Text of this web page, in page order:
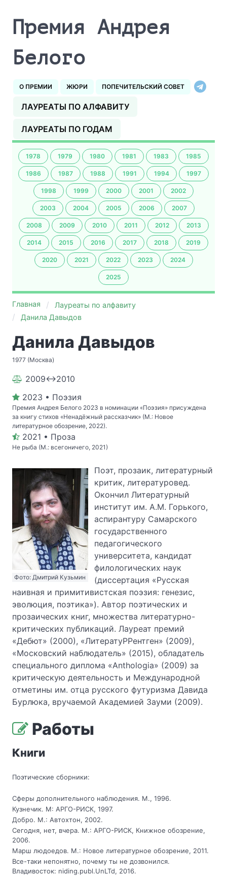
Премия Андрея
Белого
О ПРЕМИИ ЖЮРИ ПОПЕЧИТЕЛЬСКИЙ СОВЕТ
ЛАУРЕАТЫ ПО АЛФАВИТУ
ЛАУРЕАТЫ ПО ГОДАМ
1978 1979 1980 1981 1983 1985
1986 1987 1988 1991 1994 1997
1998 1999 2000 2001 2002
2003 2004 2005 2006 2007
2008 2009 2010 2011 2012 2013
2014 2015 2016 2017 2018 2019
2020 2021 2022 2023 2024
2025
Главная
Лауреаты по алфавиту
Данила Давыдов
Данила Давыдов
1977 (Москва)
2009↔2010
2023 • Поэзия
Премия Андрея Белого 2023 в номинации «Поэзия» присуждена
за книгу стихов «Ненадёжный рассказчик» (М.: Новое
литературное обозрение, 2022).
2021 • Проза
Не рыба (М.: всегоничего, 2021)
Фото: Дмитрий Кузьмин
Поэт, прозаик, литературный
критик, литературовед.
Окончил Литературный
институт им. А.М. Горького,
аспирантуру Самарского
государственного
педагогического
университета, кандидат
филологических наук
(диссертация «Русская
наивная и примитивистская поэзия: генезис,
эволюция, поэтика»). Автор поэтических и
прозаических книг, множества литературно-
критических публикаций. Лауреат премий
«Дебют» (2000), «ЛитератуРРентген» (2009),
«Московский наблюдатель» (2015), обладатель
специального диплома «Anthologia» (2009) за
критическую деятельность и Международной
отметины им. отца русского футуризма Давида
Бурлюка, вручаемой Академией Зауми (2009).
Работы
Книги
Поэтические сборники:
Сферы дополнительного наблюдения. М., 1996.
Кузнечик. М: АРГО-РИСК, 1997.
Добро. М.: Автохтон, 2002.
Сегодня, нет, вчера. М.: АРГО-РИСК, Книжное обозрение,
2006.
Марш людоедов. М.: Новое литературное обозрение, 2011.
Все-таки непонятно, почему ты не дозвонился.
Владивосток: niding.publ.UnLTd, 2016.